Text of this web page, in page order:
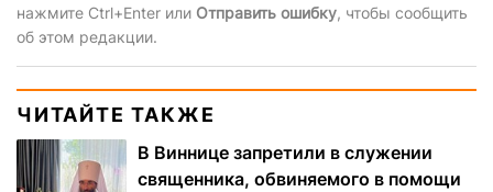
нажмите Ctrl+Enter или Отправить ошибку, чтобы сообщить
об этом редакции.
ЧИТАЙТЕ ТАКЖЕ
В Виннице запретили в служении
священника, обвиняемого в помощи